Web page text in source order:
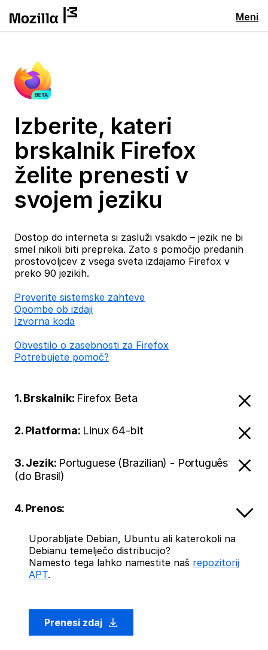
Meni
Izberite, kateri
brskalnik Firefox
želite prenesti v
svojem jeziku
Dostop do interneta si zasluži vsakdo – jezik ne bi
smel nikoli biti prepreka. Zato s pomočjo predanih
prostovoljcev z vsega sveta izdajamo Firefox v
preko 90 jezikih.
Preverite sistemske zahteve
Opombe ob izdaji
Izvorna koda
Obvestilo o zasebnosti za Firefox
Potrebujete pomoč?
1. Brskalnik: Firefox Beta
2. Platforma: Linux 64-bit
3. Jezik: Portuguese (Brazilian) - Português
(do Brasil)
4. Prenos:
Uporabljate Debian, Ubuntu ali katerokoli na
Debianu temelječo distribucijo?
Namesto tega lahko namestite naš repozitorij
APT.
Prenesi zdaj